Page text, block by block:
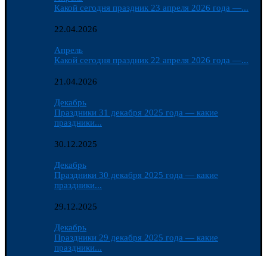
Какой сегодня праздник 23 апреля 2026 года —...
22.04.2026
Апрель
Какой сегодня праздник 22 апреля 2026 года —...
21.04.2026
Декабрь
Праздники 31 декабря 2025 года — какие
праздники...
30.12.2025
Декабрь
Праздники 30 декабря 2025 года — какие
праздники...
29.12.2025
Декабрь
Праздники 29 декабря 2025 года — какие
праздники...